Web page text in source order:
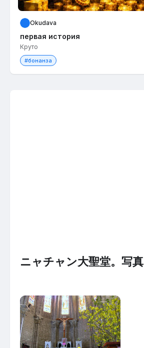
ニャチャン大聖堂。写真
Okudava
первая история
Круто
#бонанза